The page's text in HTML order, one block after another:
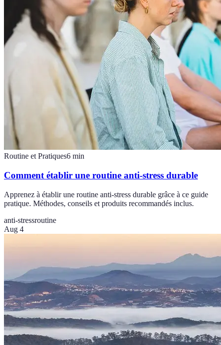
Routine et Pratiques6 min
Comment établir une routine anti-stress durable
Apprenez à établir une routine anti-stress durable grâce à ce guide
pratique. Méthodes, conseils et produits recommandés inclus.
anti-stressroutine
Aug 4